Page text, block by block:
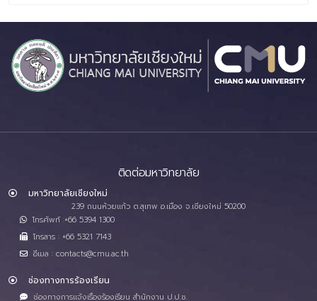
ติดต่อมหาวิทยาลัย
มหาวิทยาลัยเชียงใหม่
239 ถนนห้วยแก้ว ต.สุเทพ อ.เมือง จ.เชียงใหม่ 50200
โทรศัพท์ :+66 5394 1300
โทรสาร : +66 5321 7143
อีเมล : contacts@cmu.ac.th
ช่องทางการร้องเรียน
ช่องทางการแจ้งเรื่องร้องเรียน สำนักงาน ป.ป.ช.